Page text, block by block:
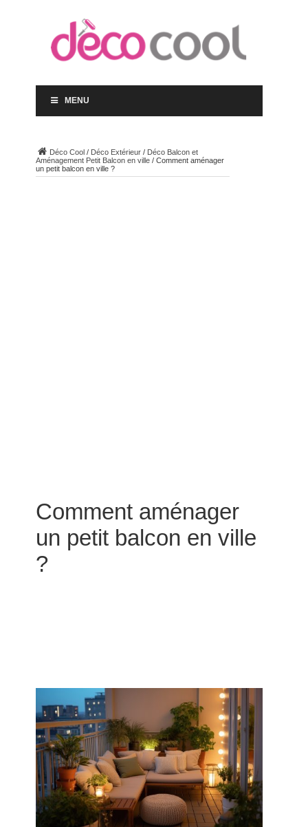
MENU
Déco Cool/ Déco Extérieur/ Déco Balcon et
Aménagement Petit Balcon en ville/ Comment aménager
un petit balcon en ville ?
Comment aménager
un petit balcon en ville
?